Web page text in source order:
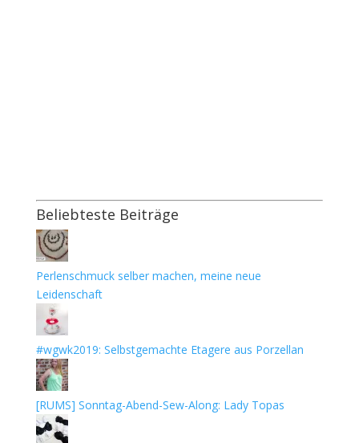
Beliebteste Beiträge
Perlenschmuck selber machen, meine neue
Leidenschaft
#wgwk2019: Selbstgemachte Etagere aus Porzellan
[RUMS] Sonntag-Abend-Sew-Along: Lady Topas